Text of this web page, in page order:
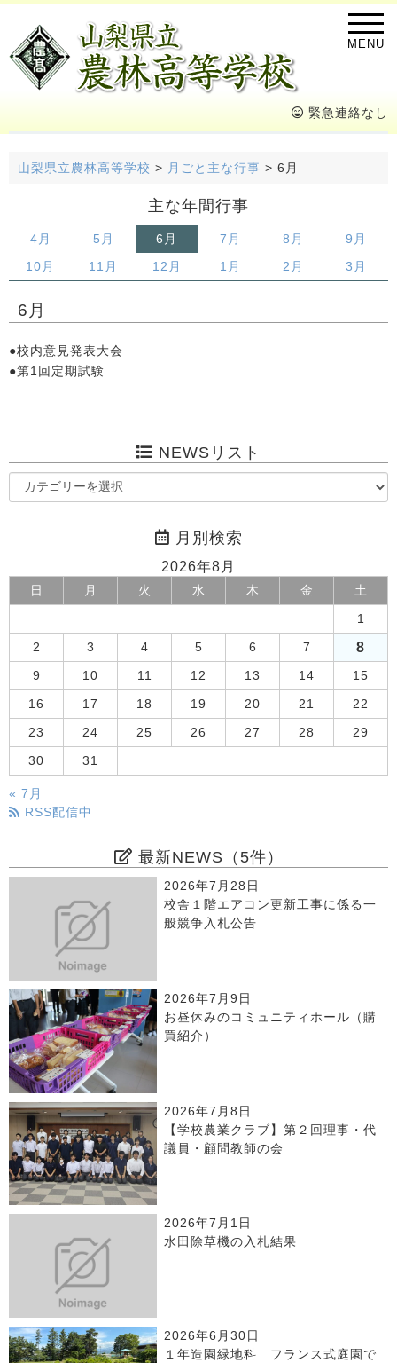
MENU
緊急連絡なし
山梨県立農林高等学校 > 月ごと主な行事 > 6月
主な年間行事
4月 5月 6月 7月 8月 9月
10月 11月 12月 1月 2月 3月
6月
●校内意見発表大会
●第1回定期試験
NEWSリスト
月別検索
2026年8月
日 月 火 水 木 金 土
1
2 3 4 5 6 7 8
9 10 11 12 13 14 15
16 17 18 19 20 21 22
23 24 25 26 27 28 29
30 31
« 7月
RSS配信中
最新NEWS（5件）
2026年7月28日
校舎１階エアコン更新工事に係る一
般競争入札公告
2026年7月9日
お昼休みのコミュニティホール（購
買紹介）
2026年7月8日
【学校農業クラブ】第２回理事・代
議員・顧問教師の会
2026年7月1日
水田除草機の入札結果
2026年6月30日
１年造園緑地科 フランス式庭園で